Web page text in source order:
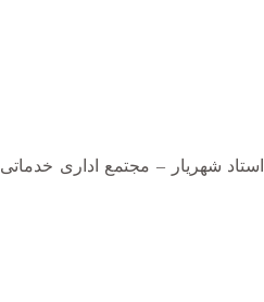
استاد شهریار – مجتمع اداری خدماتی